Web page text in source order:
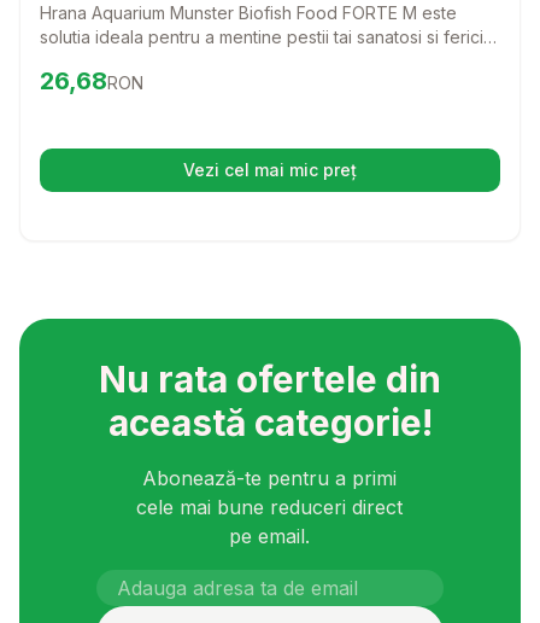
Hrana Aquarium Munster Biofish Food FORTE M este
solutia ideala pentru a mentine pestii tai sanatosi si fericiti.
de nutrienti, aceasta hrana va ajuta la stimularea imunitatii
Preț:26.68
26,68RON
Vezi cel mai mic preț(se deschide într-o filă nouă)
Nu rata ofertele din
această categorie!
Abonează-te pentru a primi
cele mai bune reduceri direct
pe email.